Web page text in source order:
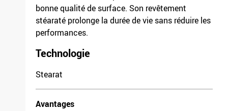
bonne qualité de surface. Son revêtement
stéaraté prolonge la durée de vie sans réduire les
performances.
Technologie
Stearat
Avantages